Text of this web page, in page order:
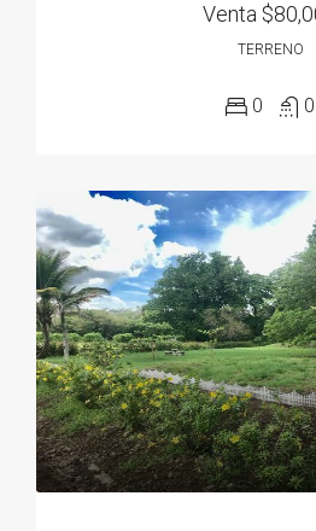
Venta
TERRENO
0 0